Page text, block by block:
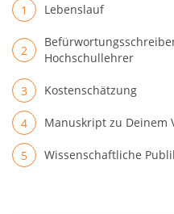
Lebenslauf
Hochschullehrer
Kostenschätzung
Manuskript zu Deinem
Wissenschaftliche